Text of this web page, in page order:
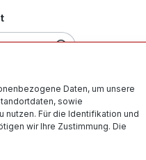
Offroad-Reifen
Daten, um unsere
sowie
nutzen. Für die Identifikation und
wir Ihre Zustimmung. Die